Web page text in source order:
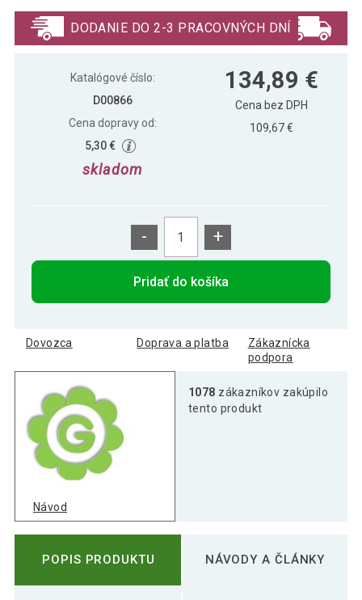
DODANIE DO 2-3 PRACOVNÝCH DNÍ
Katalógové číslo:
D00866
Cena dopravy od:
5,30 €
skladom
134,89 €
Cena bez DPH
109,67 €
- +
Pridať do košíka
Dovozca Doprava a platba
Zákaznícka
podpora
Návod
1078 zákazníkov zakúpilo
tento produkt
POPIS PRODUKTU NÁVODY A ČLÁNKY